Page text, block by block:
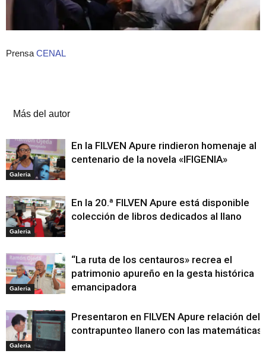
Prensa CENAL
Más del autor
Galeria
En la FILVEN Apure rindieron homenaje al
centenario de la novela «IFIGENIA»
Galeria
En la 20.ª FILVEN Apure está disponible
colección de libros dedicados al llano
Galeria
“La ruta de los centauros» recrea el
patrimonio apureño en la gesta histórica
emancipadora
Galeria
Presentaron en FILVEN Apure relación del
contrapunteo llanero con las matemáticas